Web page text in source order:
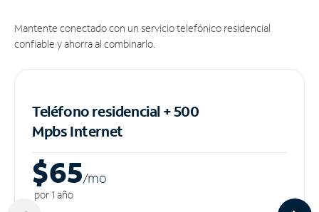
Mantente conectado con un servicio telefónico residencial
confiable y ahorra al combinarlo.
Teléfono residencial + 500
MpbsInternet
$65/mo
por 1 año